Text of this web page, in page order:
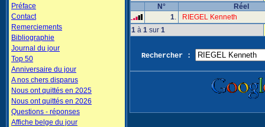
Préface
Contact
Remerciements
Bibliographie
Journal du jour
Top 50
Anniversaire du jour
A nos chers disparus
Nous ont quittés en 2025
Nous ont quittés en 2026
Questions - réponses
Affiche belge du jour
N°
Réel
1.
RIEGEL Kenneth
1 à 1 sur 1
Rechercher :